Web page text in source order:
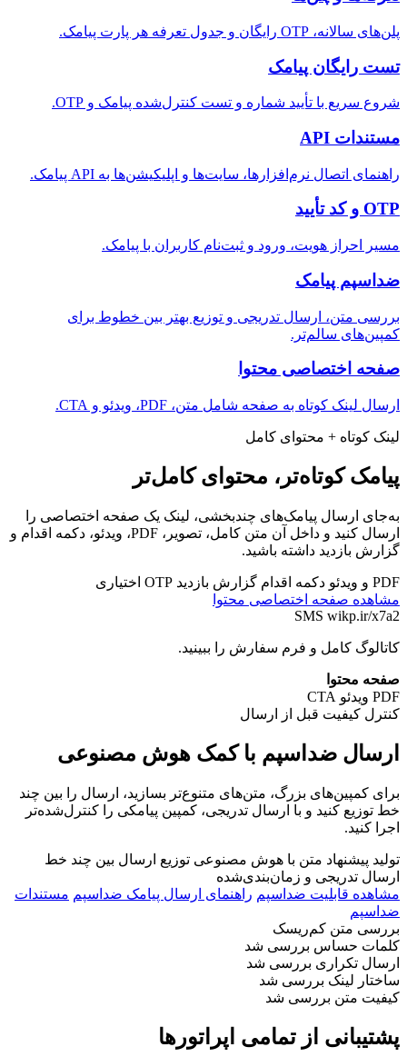
پلن‌های سالانه، OTP رایگان و جدول تعرفه هر پارت پیامک.
تست رایگان پیامک
شروع سریع با تأیید شماره و تست کنترل‌شده پیامک و OTP.
مستندات API
راهنمای اتصال نرم‌افزارها، سایت‌ها و اپلیکیشن‌ها به API پیامک.
OTP و کد تأیید
مسیر احراز هویت، ورود و ثبت‌نام کاربران با پیامک.
ضداسپم پیامک
بررسی متن، ارسال تدریجی و توزیع بهتر بین خطوط برای
کمپین‌های سالم‌تر.
صفحه اختصاصی محتوا
ارسال لینک کوتاه به صفحه شامل متن، PDF، ویدئو و CTA.
لینک کوتاه + محتوای کامل
پیامک کوتاه‌تر، محتوای کامل‌تر
به‌جای ارسال پیامک‌های چندبخشی، لینک یک صفحه اختصاصی را
ارسال کنید و داخل آن متن کامل، تصویر، PDF، ویدئو، دکمه اقدام و
گزارش بازدید داشته باشید.
PDF و ویدئو دکمه اقدام گزارش بازدید OTP اختیاری
مشاهده صفحه اختصاصی محتوا
SMS wikp.ir/x7a2
کاتالوگ کامل و فرم سفارش را ببینید.
صفحه محتوا
PDF ویدئو CTA
کنترل کیفیت قبل از ارسال
ارسال ضداسپم با کمک هوش مصنوعی
برای کمپین‌های بزرگ، متن‌های متنوع‌تر بسازید، ارسال را بین چند
خط توزیع کنید و با ارسال تدریجی، کمپین پیامکی را کنترل‌شده‌تر
اجرا کنید.
تولید پیشنهاد متن با هوش مصنوعی توزیع ارسال بین چند خط
ارسال تدریجی و زمان‌بندی‌شده
مشاهده قابلیت ضداسپم راهنمای ارسال پیامک ضداسپم مستندات
ضداسپم
بررسی متن کم‌ریسک
کلمات حساس بررسی شد
ارسال تکراری بررسی شد
ساختار لینک بررسی شد
کیفیت متن بررسی شد
پشتیبانی از تمامی اپراتورها